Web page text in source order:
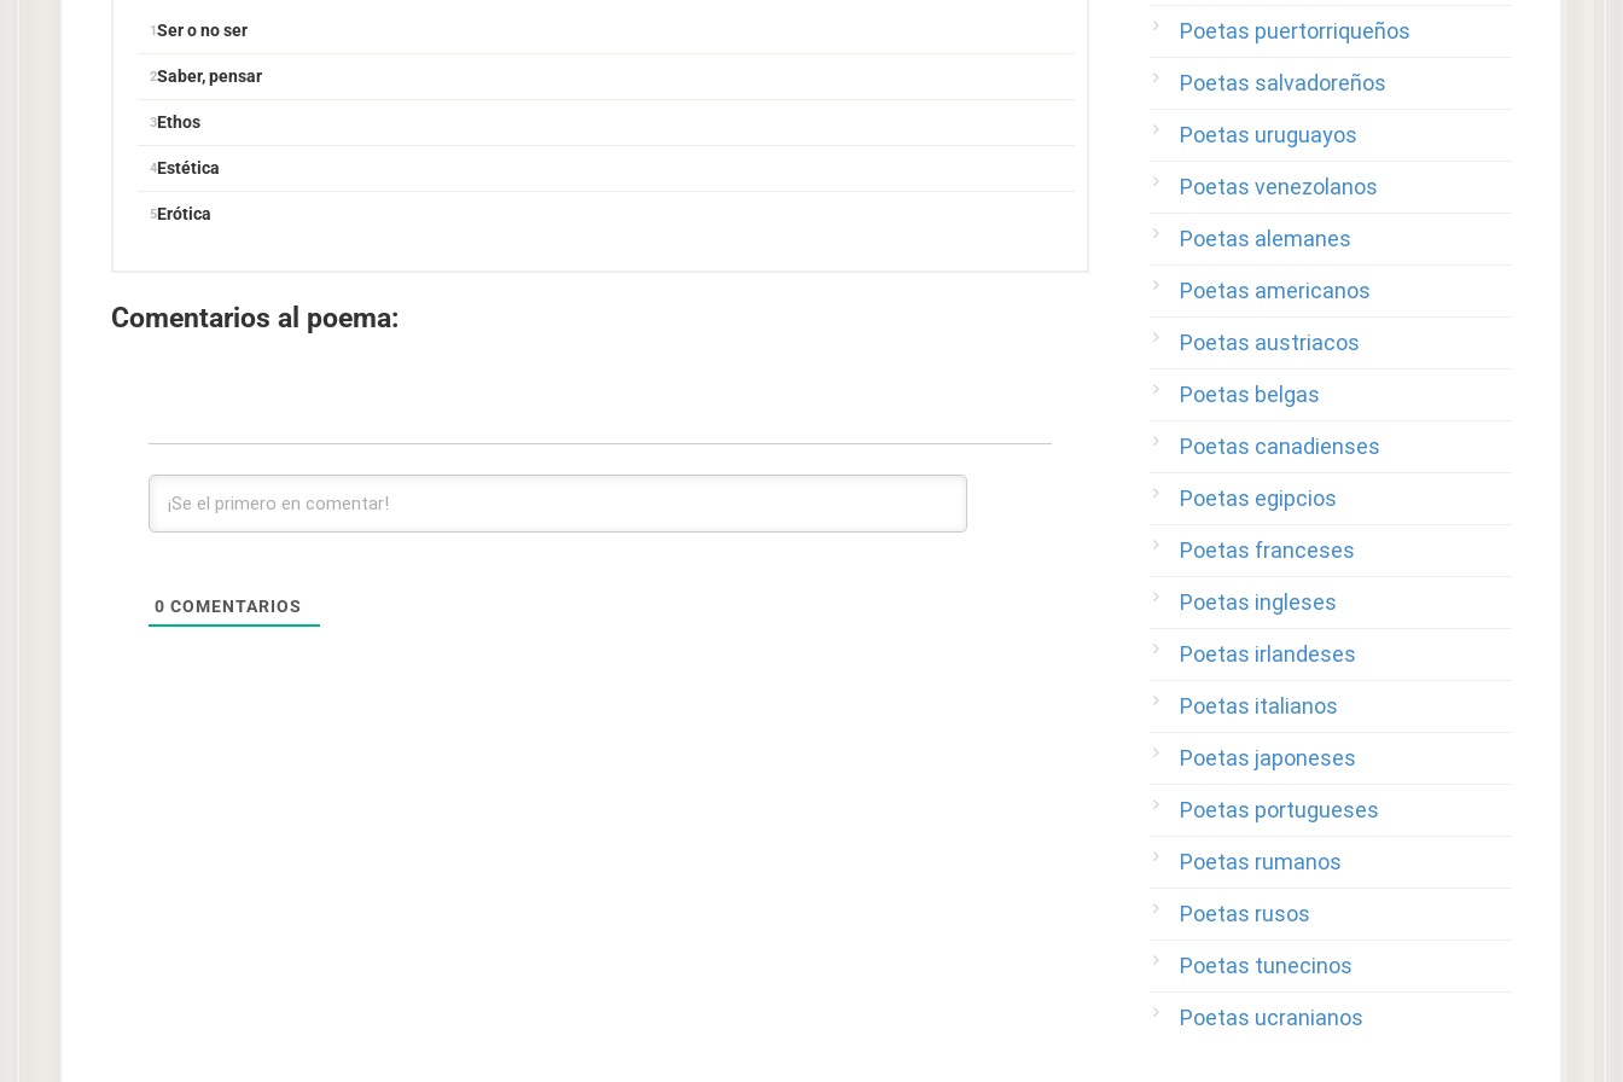
Ser o no ser
Saber, pensar
Ethos
Estética
Erótica
Comentarios al poema:
0 COMENTARIOS
Poetas puertorriqueños
Poetas salvadoreños
Poetas uruguayos
Poetas venezolanos
Poetas alemanes
Poetas americanos
Poetas austriacos
Poetas belgas
Poetas canadienses
Poetas egipcios
Poetas franceses
Poetas ingleses
Poetas irlandeses
Poetas italianos
Poetas japoneses
Poetas portugueses
Poetas rumanos
Poetas rusos
Poetas tunecinos
Poetas ucranianos